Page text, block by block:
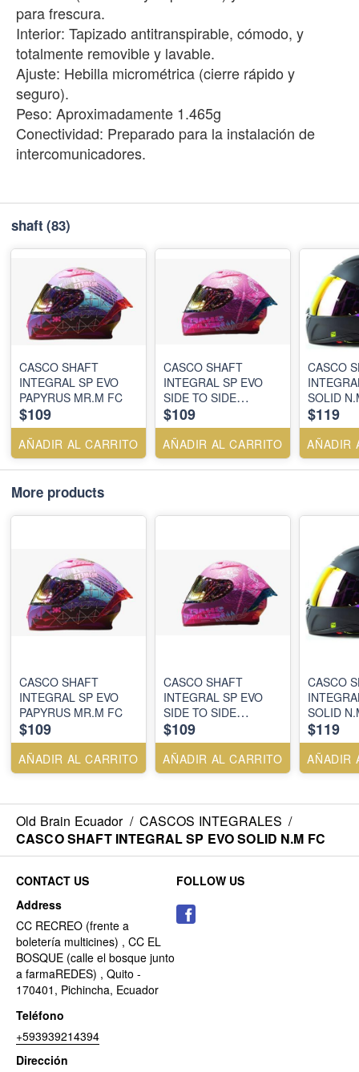
para frescura.
Interior: Tapizado antitranspirable, cómodo, y
totalmente removible y lavable.
Ajuste: Hebilla micrométrica (cierre rápido y
seguro).
Peso: Aproximadamente 1.465g
Conectividad: Preparado para la instalación de
intercomunicadores.
shaft (83)
CASCO SHAFT
INTEGRAL SP EVO
PAPYRUS MR.M FC
$109
AÑADIR AL CARRITO
CASCO SHAFT
INTEGRAL SP EVO
SIDE TO SIDE
MR.OS.FC
$109
AÑADIR AL CARRITO
CASCO
SOLID
$119
AÑADIR
More products
CASCO SHAFT
INTEGRAL SP EVO
PAPYRUS MR.M FC
$109
AÑADIR AL CARRITO
CASCO SHAFT
INTEGRAL SP EVO
SIDE TO SIDE
MR.OS.FC
$109
AÑADIR AL CARRITO
CASCO
SOLID
$119
AÑADIR
Old Brain Ecuador / CASCOS INTEGRALES /
CASCO SHAFT INTEGRAL SP EVO SOLID N.M FC
CONTACT US
Address
CC RECREO (frente a
boletería multicines) , CC EL
BOSQUE (calle el bosque junto
a farmaREDES) , Quito -
170401, Pichincha, Ecuador
Teléfono
+593939214394
Dirección
FOLLOW US